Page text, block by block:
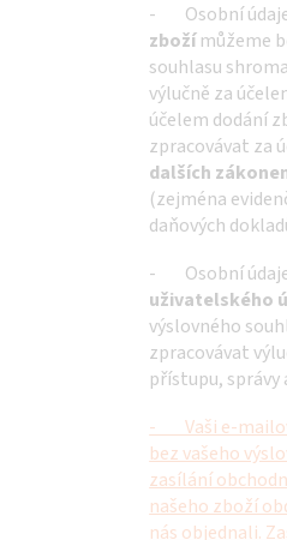
- Osobní údaje
zbožímůžeme
souhlasu
výlučně za
účelem dodání
zpracovávat za
dalších
(zejména
daňových
- Osobní údaje
uživatelského
výslovného
zpracovávat
přístupu, správy
- Vaši e-
bez vašeho
zasílání
našeho zboží
nás objednali.